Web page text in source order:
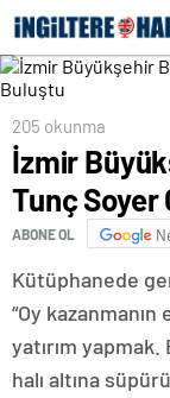
205 okunma
İzmir
Tunç
ABONE OL
Kütüphanede
“Oy
yatırım
halı altına